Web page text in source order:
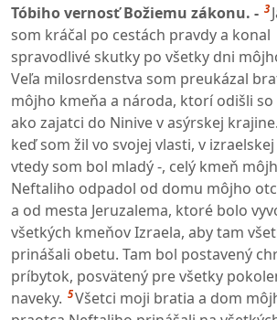
Tóbiho vernosť Božiemu zákonu. - 3
som kráčal po cestách pravdy a konal
spravodlivé skutky po všetky dni
Veľa milosrdenstva som preukázal
môjho kmeňa a národa, ktorí odišli
ako zajatci do Ninive v asýrskej krajine.
keď som žil vo svojej vlasti, v
vtedy som bol mladý -, celý kmeň
Neftaliho odpadol od domu môjho
a od mesta Jeruzalema, ktoré bolo
všetkých kmeňov Izraela, aby tam
prinášali obetu. Tam bol postavený
príbytok, posvätený pre všetky
naveky. 5Všetci moji bratia a dom